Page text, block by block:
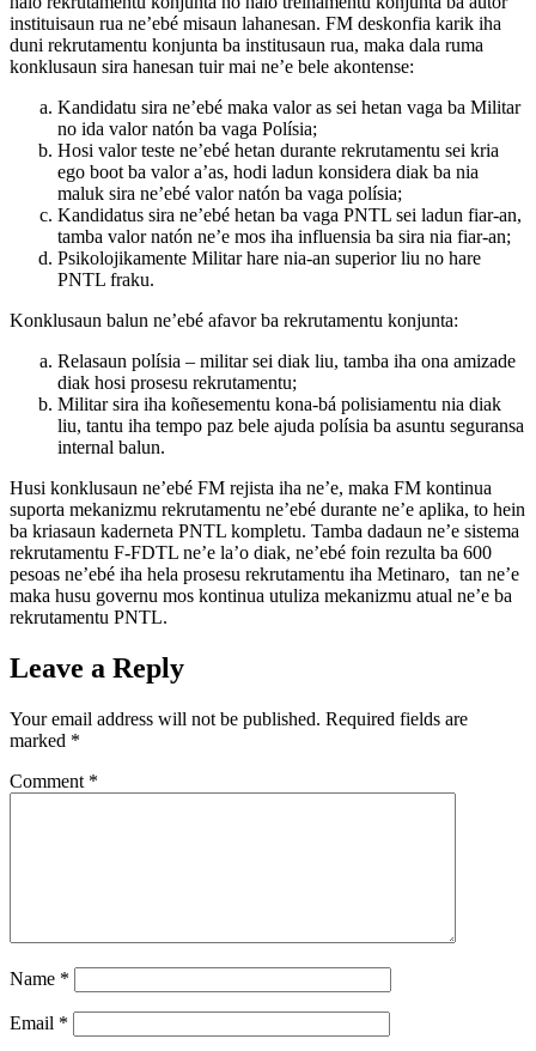
instituisaun rua ne’ebé misaun lahanesan. FM deskonfia karik iha
duni rekrutamentu konjunta ba institusaun rua, maka dala ruma
konklusaun sira hanesan tuir mai ne’e bele akontense:
Kandidatu sira ne’ebé maka valor as sei hetan vaga ba Militar
no ida valor natón ba vaga Polísia;
Hosi valor teste ne’ebé hetan durante rekrutamentu sei kria
ego boot ba valor a’as, hodi ladun konsidera diak ba nia
maluk sira ne’ebé valor natón ba vaga polísia;
Kandidatus sira ne’ebé hetan ba vaga PNTL sei ladun fiar-an,
tamba valor natón ne’e mos iha influensia ba sira nia fiar-an;
Psikolojikamente Militar hare nia-an superior liu no hare
PNTL fraku.
Konklusaun balun ne’ebé afavor ba rekrutamentu konjunta:
Relasaun polísia – militar sei diak liu, tamba iha ona amizade
diak hosi prosesu rekrutamentu;
Militar sira iha koñesementu kona-bá polisiamentu nia diak
liu, tantu iha tempo paz bele ajuda polísia ba asuntu seguransa
internal balun.
Husi konklusaun ne’ebé FM rejista iha ne’e, maka FM kontinua
suporta mekanizmu rekrutamentu ne’ebé durante ne’e aplika, to hein
ba kriasaun kaderneta PNTL kompletu. Tamba dadaun ne’e sistema
rekrutamentu F-FDTL ne’e la’o diak, ne’ebé foin rezulta ba 600
pesoas ne’ebé iha hela prosesu rekrutamentu iha Metinaro, tan ne’e
maka husu governu mos kontinua utuliza mekanizmu atual ne’e ba
rekrutamentu PNTL.
Leave a Reply
Your email address will not be published. Required fields are
marked *
Comment *
Name *
Email *